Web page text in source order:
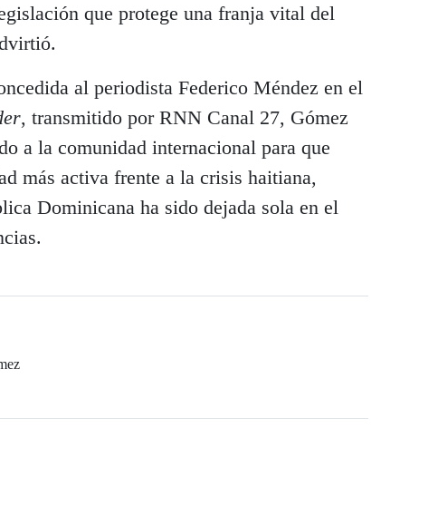
que protege una franja vital del
al periodista Federico Méndez en el
, transmitido por RNN Canal 27, Gómez
a la comunidad internacional para que
más activa frente a la crisis haitiana,
Dominicana ha sido dejada sola en el